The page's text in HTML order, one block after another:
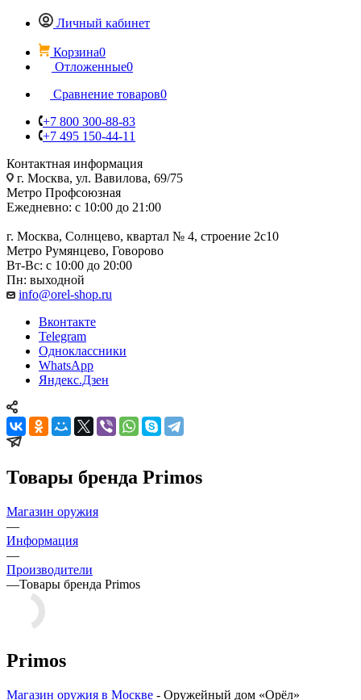
Личный кабинет
Корзина0
Отложенные0
Сравнение товаров0
+7 800 300-88-83
+7 495 150-44-11
Контактная информация
г. Москва, ул. Вавилова, 69/75
Метро Профсоюзная
Ежедневно: с 10:00 до 21:00
г. Москва, Солнцево, квартал № 4, строение 2с10
Метро Румянцево, Говорово
Вт-Вс: с 10:00 до 20:00
Пн: выходной
info@orel-shop.ru
Вконтакте
Telegram
Одноклассники
WhatsApp
Яндекс.Дзен
Товары бренда Primos
Магазин оружия
—
Информация
—
Производители
—Товары бренда Primos
Primos
Магазин оружия в Москве - Оружейный дом «Орёл»